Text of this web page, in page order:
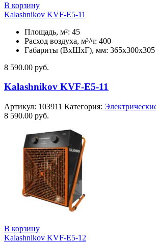
В корзину
Kalashnikov KVF-E5-11
Площадь, м²: 45
Расход воздуха, м³/ч: 400
Габариты (ВхШхГ), мм: 365x300x305
8 590.00 руб.
Kalashnikov KVF-E5-11
Артикул: 103911 Категория:
8 590.00 руб.
В корзину
Kalashnikov KVF-E5-12